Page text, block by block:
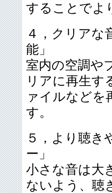
することでよ
４，クリアな
能」
室内の空調や
リアに再生す
ァイルなどを
す。
５，より聴き
ー」
小さな音は大
ないよう、聴